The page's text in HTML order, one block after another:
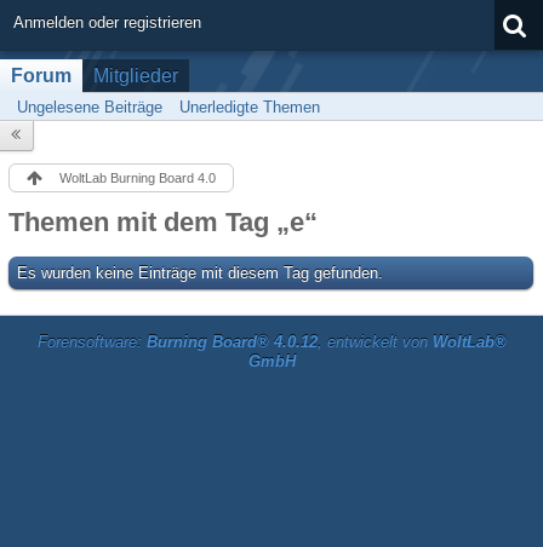
Anmelden oder registrieren
Forum Mitglieder
Ungelesene Beiträge Unerledigte Themen
WoltLab Burning Board 4.0
Themen mit dem Tag „e“
Es wurden keine Einträge mit diesem Tag gefunden.
Forensoftware: Burning Board® 4.0.12, entwickelt von WoltLab®
GmbH